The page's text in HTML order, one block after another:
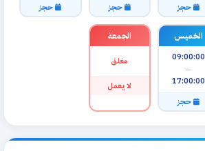
حجز
حجز
حجز
الخميس
09:00:00
—
17:00:00
حجز
الجمعة
مغلق
لا يعمل